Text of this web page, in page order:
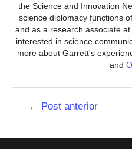
the Science and Innovation
science diplomacy functions
and as a research associate
interested in science
more about Garrett's
and
Navegação
← Post anterior